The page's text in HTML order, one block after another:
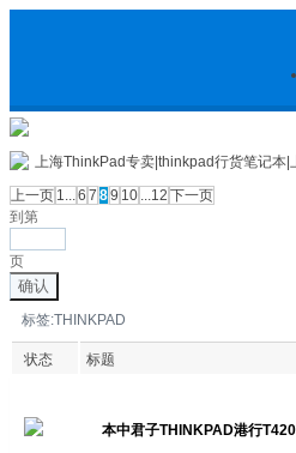
上
海ThinkPad专卖|thinkpad行货笔
记本|上海IBM笔记本电脑|上海
上海ThinkPad专卖|thinkpad行货笔记本
上一页 1...6 7 89 10 ...12 下一页
到第
页
确认
标签:THINKPAD
状态 标题
本中君子THINKPAD港行